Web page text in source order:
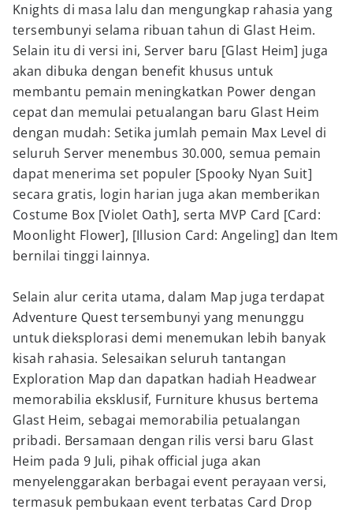
Knights di masa lalu dan mengungkap rahasia yang
tersembunyi selama ribuan tahun di Glast Heim.
Selain itu di versi ini, Server baru [Glast Heim] juga
akan dibuka dengan benefit khusus untuk
membantu pemain meningkatkan Power dengan
cepat dan memulai petualangan baru Glast Heim
dengan mudah: Setika jumlah pemain Max Level di
seluruh Server menembus 30.000, semua pemain
dapat menerima set populer [Spooky Nyan Suit]
secara gratis, login harian juga akan memberikan
Costume Box [Violet Oath], serta MVP Card [Card:
Moonlight Flower], [Illusion Card: Angeling] dan Item
bernilai tinggi lainnya.
Selain alur cerita utama, dalam Map juga terdapat
Adventure Quest tersembunyi yang menunggu
untuk dieksplorasi demi menemukan lebih banyak
kisah rahasia. Selesaikan seluruh tantangan
Exploration Map dan dapatkan hadiah Headwear
memorabilia eksklusif, Furniture khusus bertema
Glast Heim, sebagai memorabilia petualangan
pribadi. Bersamaan dengan rilis versi baru Glast
Heim pada 9 Juli, pihak official juga akan
menyelenggarakan berbagai event perayaan versi,
termasuk pembukaan event terbatas Card Drop